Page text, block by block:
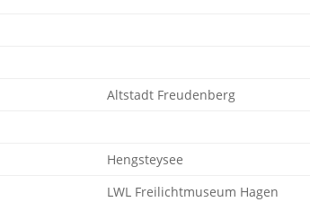
Altstadt Freudenberg
Hengsteysee
LWL Freilichtmuseum Hagen